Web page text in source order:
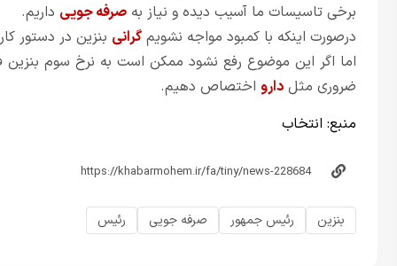
برخی تاسیسات ما آسیب دیده و نیاز به صرفه جویی داریم.
درصورت اینکه با کمبود مواجه نشویم گرانی بنزین در دستور
اما اگر این موضوع رفع نشود ممکن است به نرخ سوم بنزین
ضروری مثل دارو اختصاص دهیم.
منبع: انتخاب
بنزین رئیس جمهور صرفه جویی رئیس